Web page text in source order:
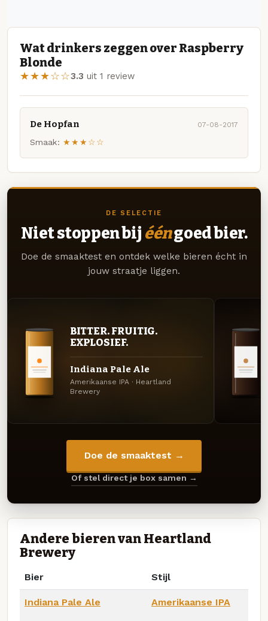
Wat drinkers zeggen over Raspberry
Blonde
★★★☆☆3.3 uit 1 review
De Hopfan 07-08-2017
Smaak: ★★★☆☆
DE SELECTIE
Niet stoppen bij ééngoed bier.
Doe de smaaktest en ontdek welke bieren écht in
jouw straatje liggen.
BITTER. FRUITIG.
EXPLOSIEF.
Indiana Pale Ale
Amerikaanse IPA · Heartland
Brewery
Doe de smaaktest →
Of stel direct je box samen →
Andere bieren van Heartland
Brewery
Bier Stijl
Indiana Pale Ale Amerikaanse IPA